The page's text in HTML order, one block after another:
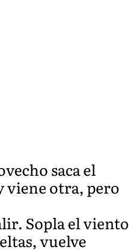
saca el
viene otra, pero
Sopla el viento
vuelve